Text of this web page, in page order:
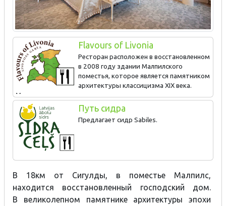
Flavours of Livonia
Ресторан расположен в восстановленном
в 2008 году здании Малпилского
поместья, которое является памятником
архитектуры классицизма XIX века.
Меню ресторана меняется и пополняется в соответствии
со временем года. Композиция тонких вкусов в сочетании с
элегантным интерьером поместья.
Путь сидра
Предлагает сидр Sabiles.
В 18км от Сигулды, в поместье Малпилс,
находится восстановленный господский дом.
В великолепном памятнике архитектуры эпохи